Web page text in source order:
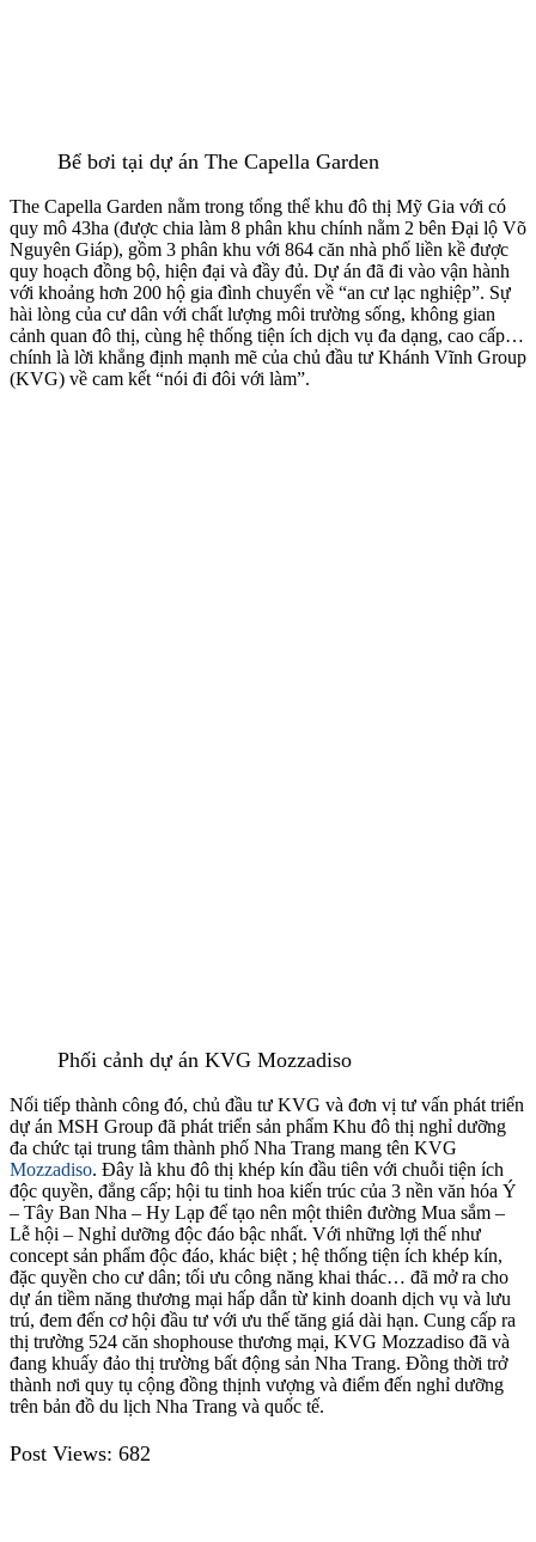
Bể bơi tại dự án The Capella Garden
The Capella Garden nằm trong tổng thể khu đô thị Mỹ Gia với có
quy mô 43ha (được chia làm 8 phân khu chính nằm 2 bên Đại lộ Võ
Nguyên Giáp), gồm 3 phân khu với 864 căn nhà phố liền kề được
quy hoạch đồng bộ, hiện đại và đầy đủ. Dự án đã đi vào vận hành
với khoảng hơn 200 hộ gia đình chuyển về “an cư lạc nghiệp”. Sự
hài lòng của cư dân với chất lượng môi trường sống, không gian
cảnh quan đô thị, cùng hệ thống tiện ích dịch vụ đa dạng, cao cấp…
chính là lời khẳng định mạnh mẽ của chủ đầu tư Khánh Vĩnh Group
(KVG) về cam kết “nói đi đôi với làm”.
Phối cảnh dự án KVG Mozzadiso
Nối tiếp thành công đó, chủ đầu tư KVG và đơn vị tư vấn phát triển
dự án MSH Group đã phát triển sản phẩm Khu đô thị nghỉ dưỡng
đa chức tại trung tâm thành phố Nha Trang mang tên KVG
Mozzadiso. Đây là khu đô thị khép kín đầu tiên với chuỗi tiện ích
độc quyền, đẳng cấp; hội tu tinh hoa kiến trúc của 3 nền văn hóa Ý
– Tây Ban Nha – Hy Lạp để tạo nên một thiên đường Mua sắm –
Lễ hội – Nghỉ dưỡng độc đáo bậc nhất. Với những lợi thế như
concept sản phẩm độc đáo, khác biệt ; hệ thống tiện ích khép kín,
đặc quyền cho cư dân; tối ưu công năng khai thác… đã mở ra cho
dự án tiềm năng thương mại hấp dẫn từ kinh doanh dịch vụ và lưu
trú, đem đến cơ hội đầu tư với ưu thế tăng giá dài hạn. Cung cấp ra
thị trường 524 căn shophouse thương mại, KVG Mozzadiso đã và
đang khuấy đảo thị trường bất động sản Nha Trang. Đồng thời trở
thành nơi quy tụ cộng đồng thịnh vượng và điểm đến nghỉ dưỡng
trên bản đồ du lịch Nha Trang và quốc tế.
Post Views: 682